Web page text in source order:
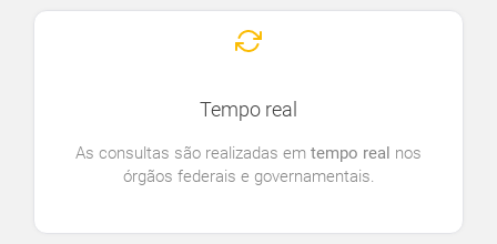
Tempo real
As consultas são realizadas em tempo real nos
órgãos federais e governamentais.